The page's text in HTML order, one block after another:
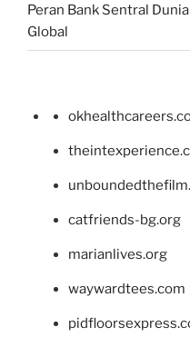
Peran Bank Sentral
Global
catfriends-bg.org
marianlives.org
waywardtees.com